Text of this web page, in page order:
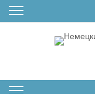
Skip